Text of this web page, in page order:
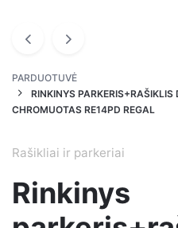
PARDUOTUVĖ
RINKINYS PARKERIS+RAŠIKLIS
CHROMUOTAS RE14PD REGAL
Rašikliai ir parkeriai
Rinkinys